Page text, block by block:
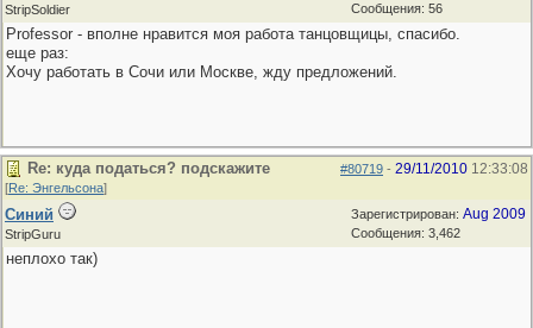
Сообщения: 56
StripSoldier
Professor - вполне нравится моя работа танцовщицы, спасибо.
еще раз:
Хочу работать в Сочи или Москве, жду предложений.
#80719 - 29/11/2010 12:33:08
Re: куда податься? подскажите
[Re: Энгельсона]
Зарегистрирован: Aug 2009
Сообщения: 3,462
Синий
StripGuru
неплохо так)